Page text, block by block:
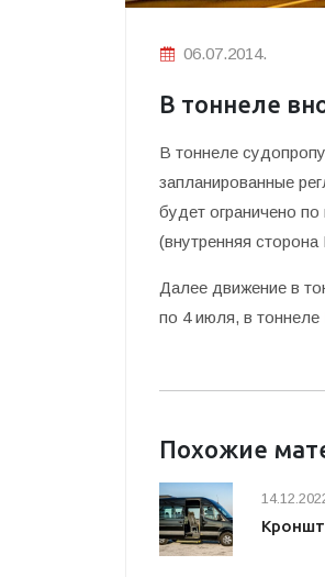
06.07.2014.
В тоннеле
В тоннеле
запланированные
будет ограничено
(внутренняя
Далее движение в
по 4 июля, в тоннеле
Похожие